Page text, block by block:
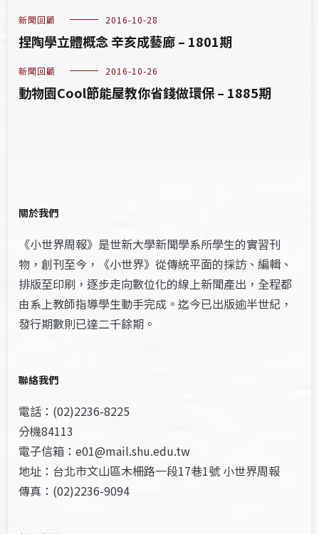
新聞回顧 2016-10-28
捏陶學立體概念 辛亥成藝廊 – 1801期
新聞回顧 2016-10-26
動物園Cool節能屋教你省錢做環保 – 1885期
關於我們
《小世界周報》是世新大學新聞學系所學生的實習刊
物，創刊至今，《小世界》從傳統平面的採訪、編輯、
排版至印刷，逐步走向數位化的線上新聞產出，全程都
由系上教師指導學生動手完成。迄今已出版逾半世紀，
發行期數則已達二千餘期。
聯絡我們
電話：(02)2236-8225
分機84113
電子信箱：e01@mail.shu.edu.tw
地址：台北市文山區木柵路一段17巷1號 小世界周報
傳真：(02)2236-9094